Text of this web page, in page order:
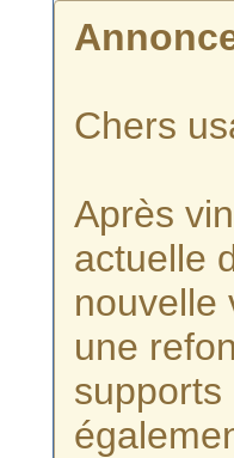
Chers
Après
actuelle
nouvelle
une